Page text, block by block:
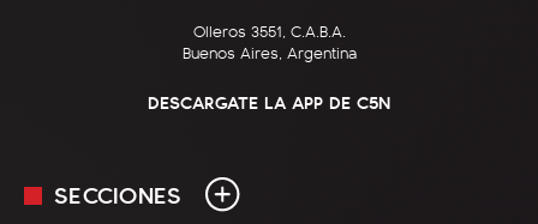
Olleros 3551, C.A.B.A.
Buenos Aires, Argentina
DESCARGATE LA APP DE C5N
SECCIONES